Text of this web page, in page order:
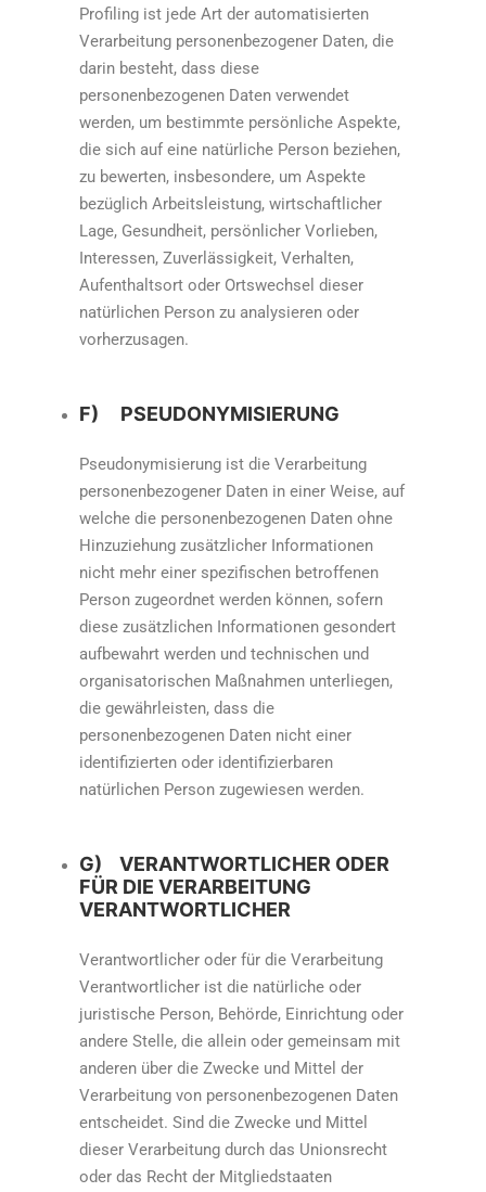
Profiling ist jede Art der automatisierten
Verarbeitung personenbezogener Daten, die
darin besteht, dass diese
personenbezogenen Daten verwendet
werden, um bestimmte persönliche Aspekte,
die sich auf eine natürliche Person beziehen,
zu bewerten, insbesondere, um Aspekte
bezüglich Arbeitsleistung, wirtschaftlicher
Lage, Gesundheit, persönlicher Vorlieben,
Interessen, Zuverlässigkeit, Verhalten,
Aufenthaltsort oder Ortswechsel dieser
natürlichen Person zu analysieren oder
vorherzusagen.
F) PSEUDONYMISIERUNG
Pseudonymisierung ist die Verarbeitung
personenbezogener Daten in einer Weise, auf
welche die personenbezogenen Daten ohne
Hinzuziehung zusätzlicher Informationen
nicht mehr einer spezifischen betroffenen
Person zugeordnet werden können, sofern
diese zusätzlichen Informationen gesondert
aufbewahrt werden und technischen und
organisatorischen Maßnahmen unterliegen,
die gewährleisten, dass die
personenbezogenen Daten nicht einer
identifizierten oder identifizierbaren
natürlichen Person zugewiesen werden.
G) VERANTWORTLICHER ODER
FÜR DIE VERARBEITUNG
VERANTWORTLICHER
Verantwortlicher oder für die Verarbeitung
Verantwortlicher ist die natürliche oder
juristische Person, Behörde, Einrichtung oder
andere Stelle, die allein oder gemeinsam mit
anderen über die Zwecke und Mittel der
Verarbeitung von personenbezogenen Daten
entscheidet. Sind die Zwecke und Mittel
dieser Verarbeitung durch das Unionsrecht
oder das Recht der Mitgliedstaaten